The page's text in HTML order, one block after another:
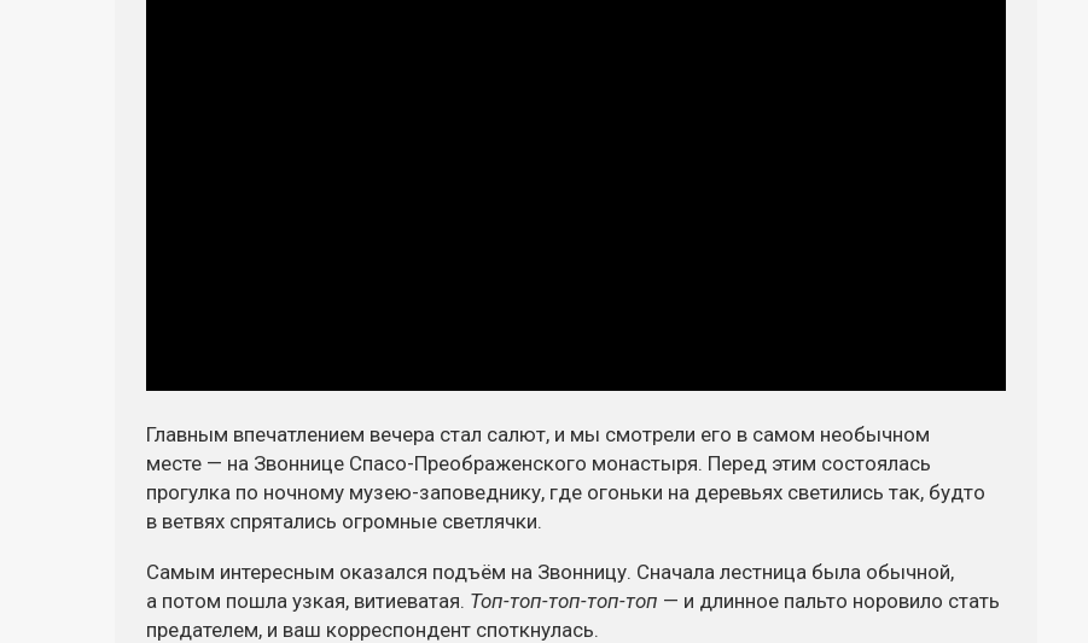
Главным впечатлением вечера стал салют, и мы смотрели его в самом необычном
месте — на Звоннице Спасо-Преображенского монастыря. Перед этим состоялась
прогулка по ночному музею-заповеднику, где огоньки на деревьях светились так, будто
в ветвях спрятались огромные светлячки.
Самым интересным оказался подъём на Звонницу. Сначала лестница была обычной,
а потом пошла узкая, витиеватая. Топ-топ-топ-топ-топ — и длинное пальто норовило стать
предателем, и ваш корреспондент споткнулась.